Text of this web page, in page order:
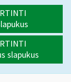
slapukus